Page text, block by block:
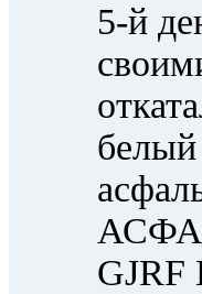
5-й
белый
GJRF